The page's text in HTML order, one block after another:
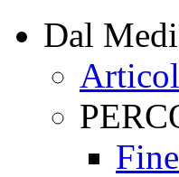
Dal